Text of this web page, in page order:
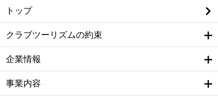
トップ
クラブツーリズムの約束
企業情報
事業内容